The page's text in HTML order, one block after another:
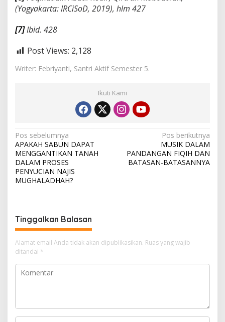
(Yogyakarta: IRCiSoD, 2019), hlm 427
[7]Ibid. 428
Post Views: 2,128
Writer: Febriyanti, Santri Aktif Semester 5.
Ikuti Kami
N
a
v
i
s
i
p
o
s
Pos sebelumnya
APAKAH SABUN DAPAT
MENGGANTIKAN TANAH
DALAM PROSES
PENYUCIAN NAJIS
MUGHALADHAH?
Pos berikutnya
MUSIK DALAM
PANDANGAN FIQIH DAN
BATASAN-BATASANNYA
Tinggalkan Balasan
Alamat email Anda tidak akan dipublikasikan. Ruas yang wajib
ditandai *